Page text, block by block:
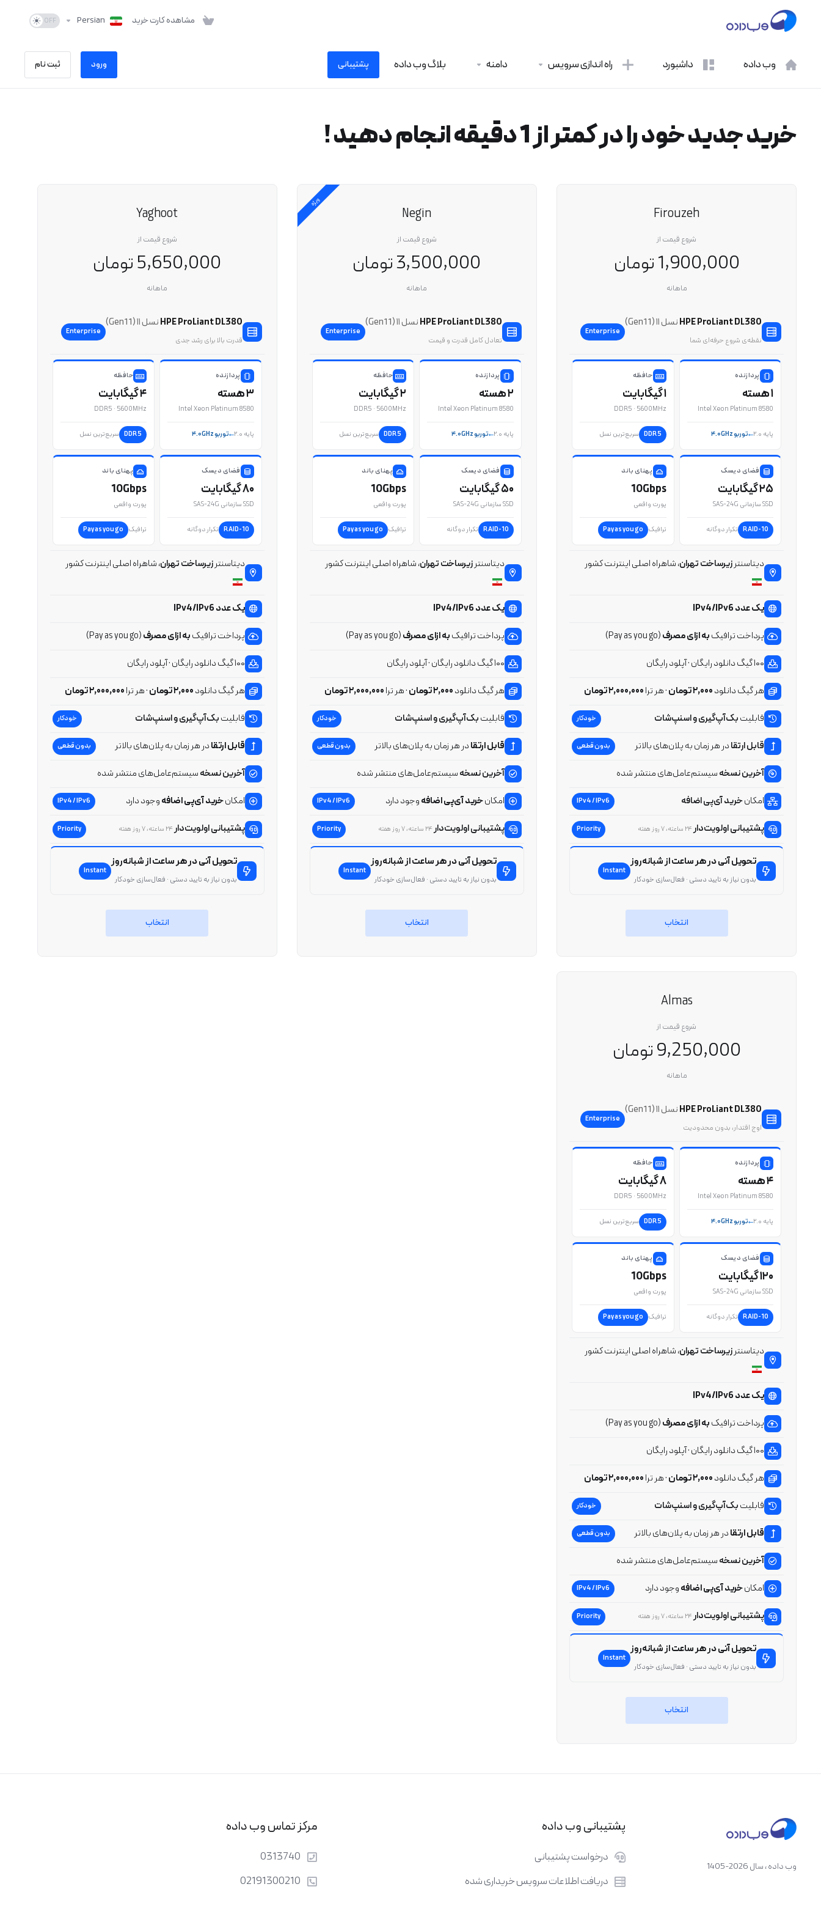
مشاهده کارت خرید Persian
وب داده داشبورد راه اندازی سرویس دامنه بلاگ وب داده پشتیبانی ورود ثبت نام
خرید جدید خود را در کمتر از 1 دقیقه انجام دهید !
Firouzeh
شروع قیمت از
1,900,000 تومان
ماهانه
HPE ProLiant DL380نسل ۱۱ (Gen11)
نقطه‌ی شروع حرفه‌ای شما
Enterprise
پردازنده
۱ هسته
Intel Xeon Platinum 8580
پایه ۲.۰ توربو ۴.۰GHz
حافظه
۱ گیگابایت
DDR5 · 5600MHz
DDR5 سریع‌ترین نسل
فضای دیسک
۲۵ گیگابایت
SSD سازمانی SAS-24G
RAID-10 تکرار دوگانه
پهنای باند
10Gbps
پورت واقعی
ترافیک Pay as you go
دیتاسنترزیرساخت تهران، شاهراه اصلی اینترنت کشور
یک عدد IPv4/IPv6
پرداخت ترافیکبه ازای مصرف(Pay as you go)
۱۰۰ گیگ دانلود رایگان · آپلود رایگان
هر گیگ دانلود۲,۰۰۰ تومان · هر ترا۲,۰۰۰,۰۰۰ تومان
قابلیتبک‌آپ‌گیری و اسنپ‌شات خودکار
قابل ارتقادر هر زمان به پلان‌های بالاتر بدون قطعی
آخرین نسخهسیستم‌عامل‌های منتشر شده
امکانخرید آی‌پی اضافه IPv4 / IPv6
پشتیبانی اولویت‌دار۲۴ ساعته، ۷ روز هفته Priority
تحویل آنی در هر ساعت از شبانه‌روز
بدون نیاز به تایید دستی · فعال‌سازی خودکار
Instant
انتخاب
ویژه
Negin
شروع قیمت از
3,500,000 تومان
ماهانه
HPE ProLiant DL380نسل ۱۱ (Gen11)
تعادل کامل قدرت و قیمت
Enterprise
پردازنده
۲ هسته
Intel Xeon Platinum 8580
پایه ۲.۰ توربو ۴.۰GHz
حافظه
۲ گیگابایت
DDR5 · 5600MHz
DDR5 سریع‌ترین نسل
فضای دیسک
۵۰ گیگابایت
SSD سازمانی SAS-24G
RAID-10 تکرار دوگانه
پهنای باند
10Gbps
پورت واقعی
ترافیک Pay as you go
دیتاسنترزیرساخت تهران، شاهراه اصلی اینترنت کشور
یک عدد IPv4/IPv6
پرداخت ترافیکبه ازای مصرف(Pay as you go)
۱۰۰ گیگ دانلود رایگان · آپلود رایگان
هر گیگ دانلود۲,۰۰۰ تومان · هر ترا۲,۰۰۰,۰۰۰ تومان
قابلیتبک‌آپ‌گیری و اسنپ‌شات خودکار
قابل ارتقادر هر زمان به پلان‌های بالاتر بدون قطعی
آخرین نسخهسیستم‌عامل‌های منتشر شده
امکانخرید آی‌پی اضافهوجود دارد IPv4 / IPv6
پشتیبانی اولویت‌دار۲۴ ساعته، ۷ روز هفته Priority
تحویل آنی در هر ساعت از شبانه‌روز
بدون نیاز به تایید دستی · فعال‌سازی خودکار
Instant
انتخاب
Yaghoot
شروع قیمت از
5,650,000 تومان
ماهانه
HPE ProLiant DL380نسل ۱۱ (Gen11)
قدرت بالا برای رشد جدی
Enterprise
پردازنده
۳ هسته
Intel Xeon Platinum 8580
پایه ۲.۰ توربو ۴.۰GHz
حافظه
۴ گیگابایت
DDR5 · 5600MHz
DDR5 سریع‌ترین نسل
فضای دیسک
۸۰ گیگابایت
SSD سازمانی SAS-24G
RAID-10 تکرار دوگانه
پهنای باند
10Gbps
پورت واقعی
ترافیک Pay as you go
دیتاسنترزیرساخت تهران، شاهراه اصلی اینترنت کشور
یک عدد IPv4/IPv6
پرداخت ترافیکبه ازای مصرف(Pay as you go)
۱۰۰ گیگ دانلود رایگان · آپلود رایگان
هر گیگ دانلود۲,۰۰۰ تومان · هر ترا۲,۰۰۰,۰۰۰ تومان
قابلیتبک‌آپ‌گیری و اسنپ‌شات خودکار
قابل ارتقادر هر زمان به پلان‌های بالاتر بدون قطعی
آخرین نسخهسیستم‌عامل‌های منتشر شده
امکانخرید آی‌پی اضافهوجود دارد IPv4 / IPv6
پشتیبانی اولویت‌دار۲۴ ساعته، ۷ روز هفته Priority
تحویل آنی در هر ساعت از شبانه‌روز
بدون نیاز به تایید دستی · فعال‌سازی خودکار
Instant
انتخاب
Almas
شروع قیمت از
9,250,000 تومان
ماهانه
HPE ProLiant DL380نسل ۱۱ (Gen11)
اوج اقتدار، بدون محدودیت
Enterprise
پردازنده
۴ هسته
Intel Xeon Platinum 8580
پایه ۲.۰ توربو ۴.۰GHz
حافظه
۸ گیگابایت
DDR5 · 5600MHz
DDR5 سریع‌ترین نسل
فضای دیسک
۱۲۰ گیگابایت
SSD سازمانی SAS-24G
RAID-10 تکرار دوگانه
پهنای باند
10Gbps
پورت واقعی
ترافیک Pay as you go
دیتاسنترزیرساخت تهران، شاهراه اصلی اینترنت کشور
یک عدد IPv4/IPv6
پرداخت ترافیکبه ازای مصرف(Pay as you go)
۱۰۰ گیگ دانلود رایگان · آپلود رایگان
هر گیگ دانلود۲,۰۰۰ تومان · هر ترا۲,۰۰۰,۰۰۰ تومان
قابلیتبک‌آپ‌گیری و اسنپ‌شات خودکار
قابل ارتقادر هر زمان به پلان‌های بالاتر بدون قطعی
آخرین نسخهسیستم‌عامل‌های منتشر شده
امکانخرید آی‌پی اضافهوجود دارد IPv4 / IPv6
پشتیبانی اولویت‌دار۲۴ ساعته، ۷ روز هفته Priority
تحویل آنی در هر ساعت از شبانه‌روز
بدون نیاز به تایید دستی · فعال‌سازی خودکار
Instant
انتخاب
وب داده ، سال 2026-1405
پشتیبانی وب داده
درخواست پشتیبانی
دریافت اطلاعات سرویس خریداری شده
مرکز تماس وب داده
0313740
02191300210